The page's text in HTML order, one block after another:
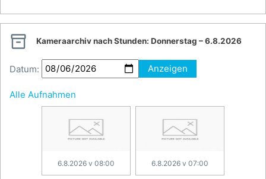
 Kameraarchiv nach Stunden: Donnerstag – 6.8.2026
Datum: Anzeigen
Alle Aufnahmen
6.8.2026 v 08:00 6.8.2026 v 07:00